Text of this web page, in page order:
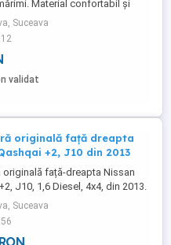
Material confortabil și
pentru purtare zilnică,
sport Mărimi disponibile: 39
cu mărimile tale)
negru, gri (sau cele
Preț: 5___ lei pereche
Suceava
validat
originală față dreapta
+2, J10 din 2013
originală față-dreapta Nissan
J10, 1,6 Diesel, 4x4, din 2013.
Suceava